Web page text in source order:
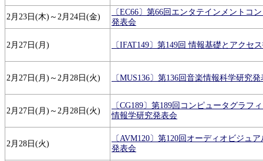
2月23日(木)～2月24日(金)
〔EC66〕第66回エンタテインメントコ
発表会
2月27日(月) 〔IFAT149〕第149回 情報基礎とアクセ
2月27日(月)～2月28日(火) 〔MUS136〕第136回音楽情報科学研究発
2月27日(月)～2月28日(火)
〔CG189〕第189回コンピュータグラフ
情報学研究発表会
2月28日(火)
〔AVM120〕第120回オーディオビジュ
発表会